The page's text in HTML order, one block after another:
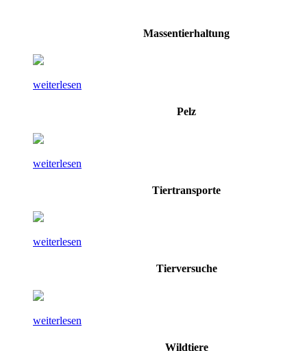
Massentierhaltung
weiterlesen
Pelz
weiterlesen
Tiertransporte
weiterlesen
Tierversuche
weiterlesen
Wildtiere